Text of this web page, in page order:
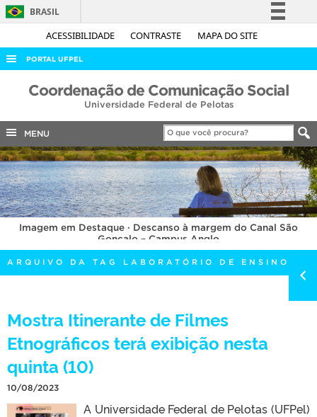
ACESSIBILIDADE CONTRASTE MAPA DO SITE
BRASIL
Simplifique!
Acesso à informação
Legislação
Canais
PORTAL UFPEL
ACESSO À INFORMAÇÃO
COBALTO
CONCURSOS
EDITAIS
INTERNACIONAL
OUVIDORIA
PORTARIAS
TELEFONES
Coordenação de Comunicação Social
Universidade Federal de Pelotas
MENU
Imagem em Destaque · Descanso à margem do Canal São
Gonçalo – Campus Anglo
ARQUIVO DA TAG LABORATÓRIO DE ENSINO
Mostra Itinerante de Filmes
Etnográficos terá exibição nesta
quinta (10)
10/08/2023
A Universidade Federal de Pelotas (UFPel)